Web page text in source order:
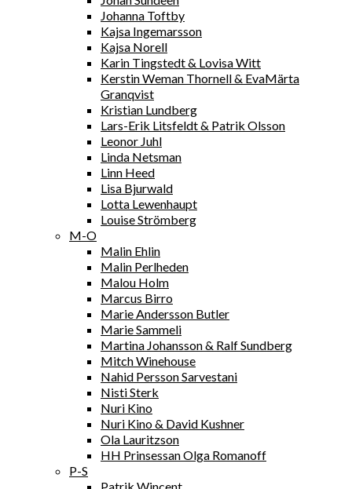
Johanna Toftby
Kajsa Ingemarsson
Kajsa Norell
Karin Tingstedt & Lovisa Witt
Kerstin Weman Thornell & EvaMärta
Granqvist
Kristian Lundberg
Lars-Erik Litsfeldt & Patrik Olsson
Leonor Juhl
Linda Netsman
Linn Heed
Lisa Bjurwald
Lotta Lewenhaupt
Louise Strömberg
M-O
Malin Ehlin
Malin Perlheden
Malou Holm
Marcus Birro
Marie Andersson Butler
Marie Sammeli
Martina Johansson & Ralf Sundberg
Mitch Winehouse
Nahid Persson Sarvestani
Nisti Sterk
Nuri Kino
Nuri Kino & David Kushner
Ola Lauritzson
HH Prinsessan Olga Romanoff
P-S